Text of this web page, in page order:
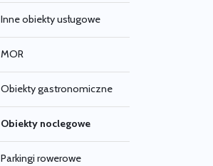
Inne obiekty usługowe
MOR
Obiekty gastronomiczne
Obiekty noclegowe
Parkingi rowerowe